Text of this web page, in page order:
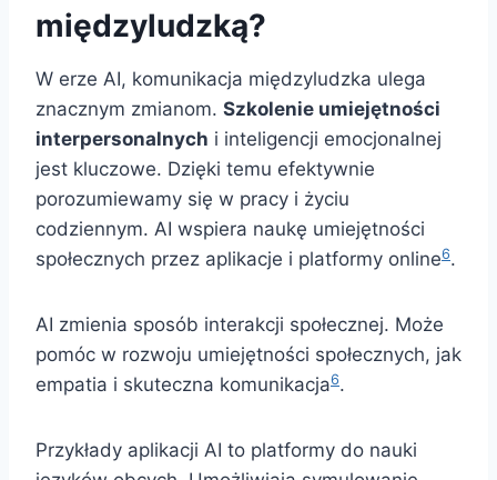
międzyludzką?
W erze AI, komunikacja międzyludzka ulega
znacznym zmianom. Szkolenie umiejętności
interpersonalnych i inteligencji emocjonalnej
jest kluczowe. Dzięki temu efektywnie
porozumiewamy się w pracy i życiu
codziennym. AI wspiera naukę umiejętności
społecznych przez aplikacje i platformy online6.
AI zmienia sposób interakcji społecznej. Może
pomóc w rozwoju umiejętności społecznych, jak
empatia i skuteczna komunikacja6.
Przykłady aplikacji AI to platformy do nauki